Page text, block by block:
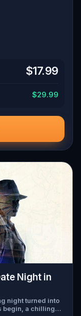
theatrical Percy
ghost tour
they strike
$17.99
$29.99
Night in
night turned into
begin, a chilling